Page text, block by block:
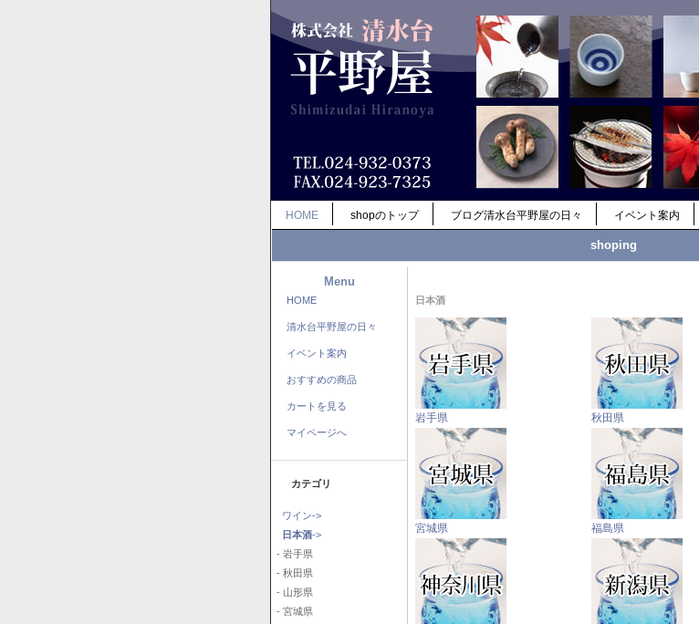
HOME shopのトップ ブログ清水台平野屋の日々 イベント案内
shoping
Menu
HOME
清水台平野屋の日々
イベント案内
おすすめの商品
カートを見る
マイページへ
カテゴリ
ワイン->
日本酒->
- 岩手県
- 秋田県
- 山形県
- 宮城県
日本酒
岩手県 秋田県
宮城県 福島県